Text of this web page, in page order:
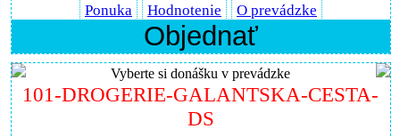
Ponuka Hodnotenie O prevádzke
Objednať
Vyberte si donášku v prevádzke
101-DROGERIE-GALANTSKA-CESTA-
DS